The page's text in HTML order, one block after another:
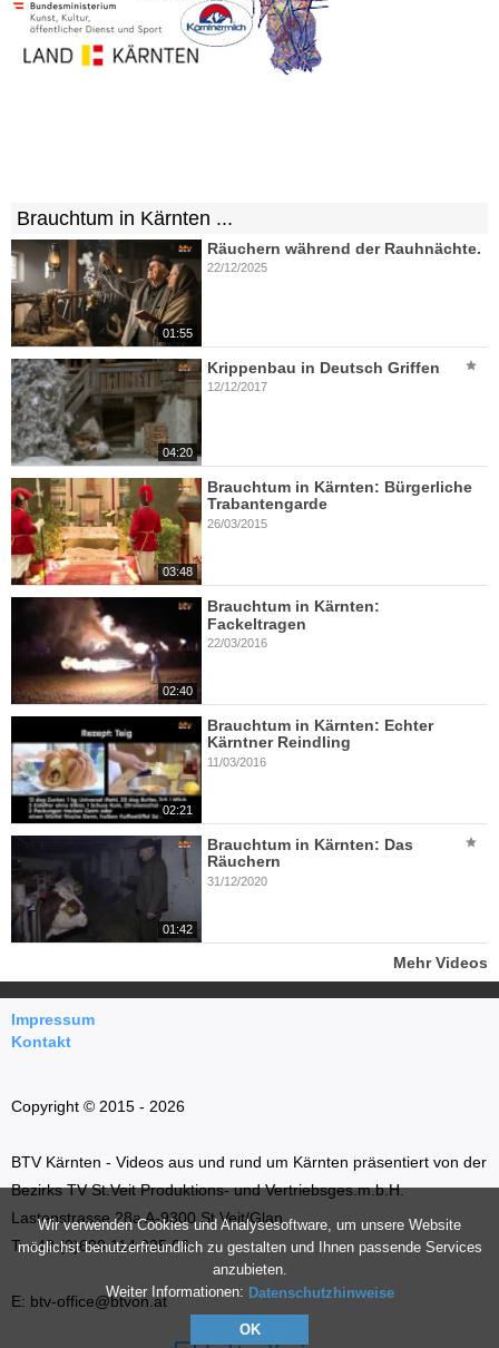
Wir verwenden Cookies und Analysesoftware, um unsere Website
möglichst benutzerfreundlich zu gestalten und Ihnen passende Services
anzubieten.
Weiter Informationen: Datenschutzhinweise
OK
Brauchtum in Kärnten ...
01:55
Räuchern während der Rauhnächte.
22/12/2025
04:20
Krippenbau in Deutsch Griffen
12/12/2017
03:48
Brauchtum in Kärnten: Bürgerliche
Trabantengarde
26/03/2015
02:40
Brauchtum in Kärnten:
Fackeltragen
22/03/2016
02:21
Brauchtum in Kärnten: Echter
Kärntner Reindling
11/03/2016
01:42
Brauchtum in Kärnten: Das
Räuchern
31/12/2020
Mehr Videos
Impressum
Kontakt
Copyright © 2015 - 2026
BTV Kärnten - Videos aus und rund um Kärnten präsentiert von der
Bezirks TV St.Veit Produktions- und Vertriebsges.m.b.H.
Lastenstrasse 28a A-9300 St.Veit/Glan
T: +43 (0)699 114 035 66
E: btv-office@btvon.at